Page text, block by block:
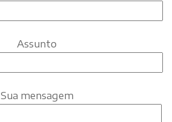
Assunto
Sua mensagem